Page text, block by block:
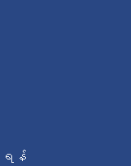
ရန်